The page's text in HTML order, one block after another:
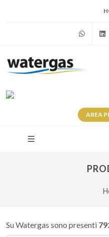
AREA
Su Watergas sono presenti